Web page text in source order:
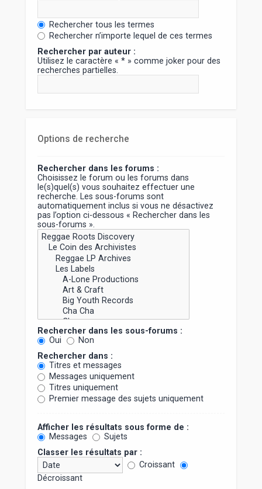
Rechercher tous les termes
Rechercher n’importe lequel de ces termes
Rechercher par auteur :
Utilisez le caractère « * » comme joker pour des
recherches partielles.
Options de recherche
Rechercher dans les forums :
Choisissez le forum ou les forums dans
le(s)quel(s) vous souhaitez effectuer une
recherche. Les sous-forums sont
automatiquement inclus si vous ne désactivez
pas l’option ci-dessous « Rechercher dans les
sous-forums ».
Rechercher dans les sous-forums :
Oui
Non
Rechercher dans :
Titres et messages
Messages uniquement
Titres uniquement
Premier message des sujets uniquement
Afficher les résultats sous forme de :
Messages
Sujets
Classer les résultats par :
Croissant
Décroissant